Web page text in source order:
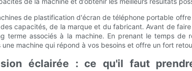
de plastification d'écran de téléphone portable
capacités, de la marque et du fabricant. Avant de
terme associés à la machine. En prenant le temps
machine qui répond à vos besoins et offre un fort
éclairée : ce qu'il faut